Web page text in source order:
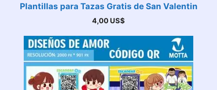
Plantillas para Tazas Gratis de San Valentin
4,00 US$